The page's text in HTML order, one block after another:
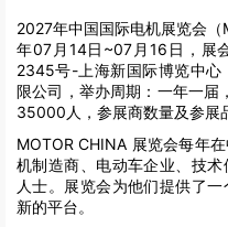
2027年中国国际电机展览会
年07月14日~07月16日，展
2345号-上海新国际博览中心
限公司，举办周期：一年一届
35000人，参展商数量及参展
MOTOR CHINA 展览会每年
机制造商、电动车企业、技
人士。展览会为他们提供了
新的平台。